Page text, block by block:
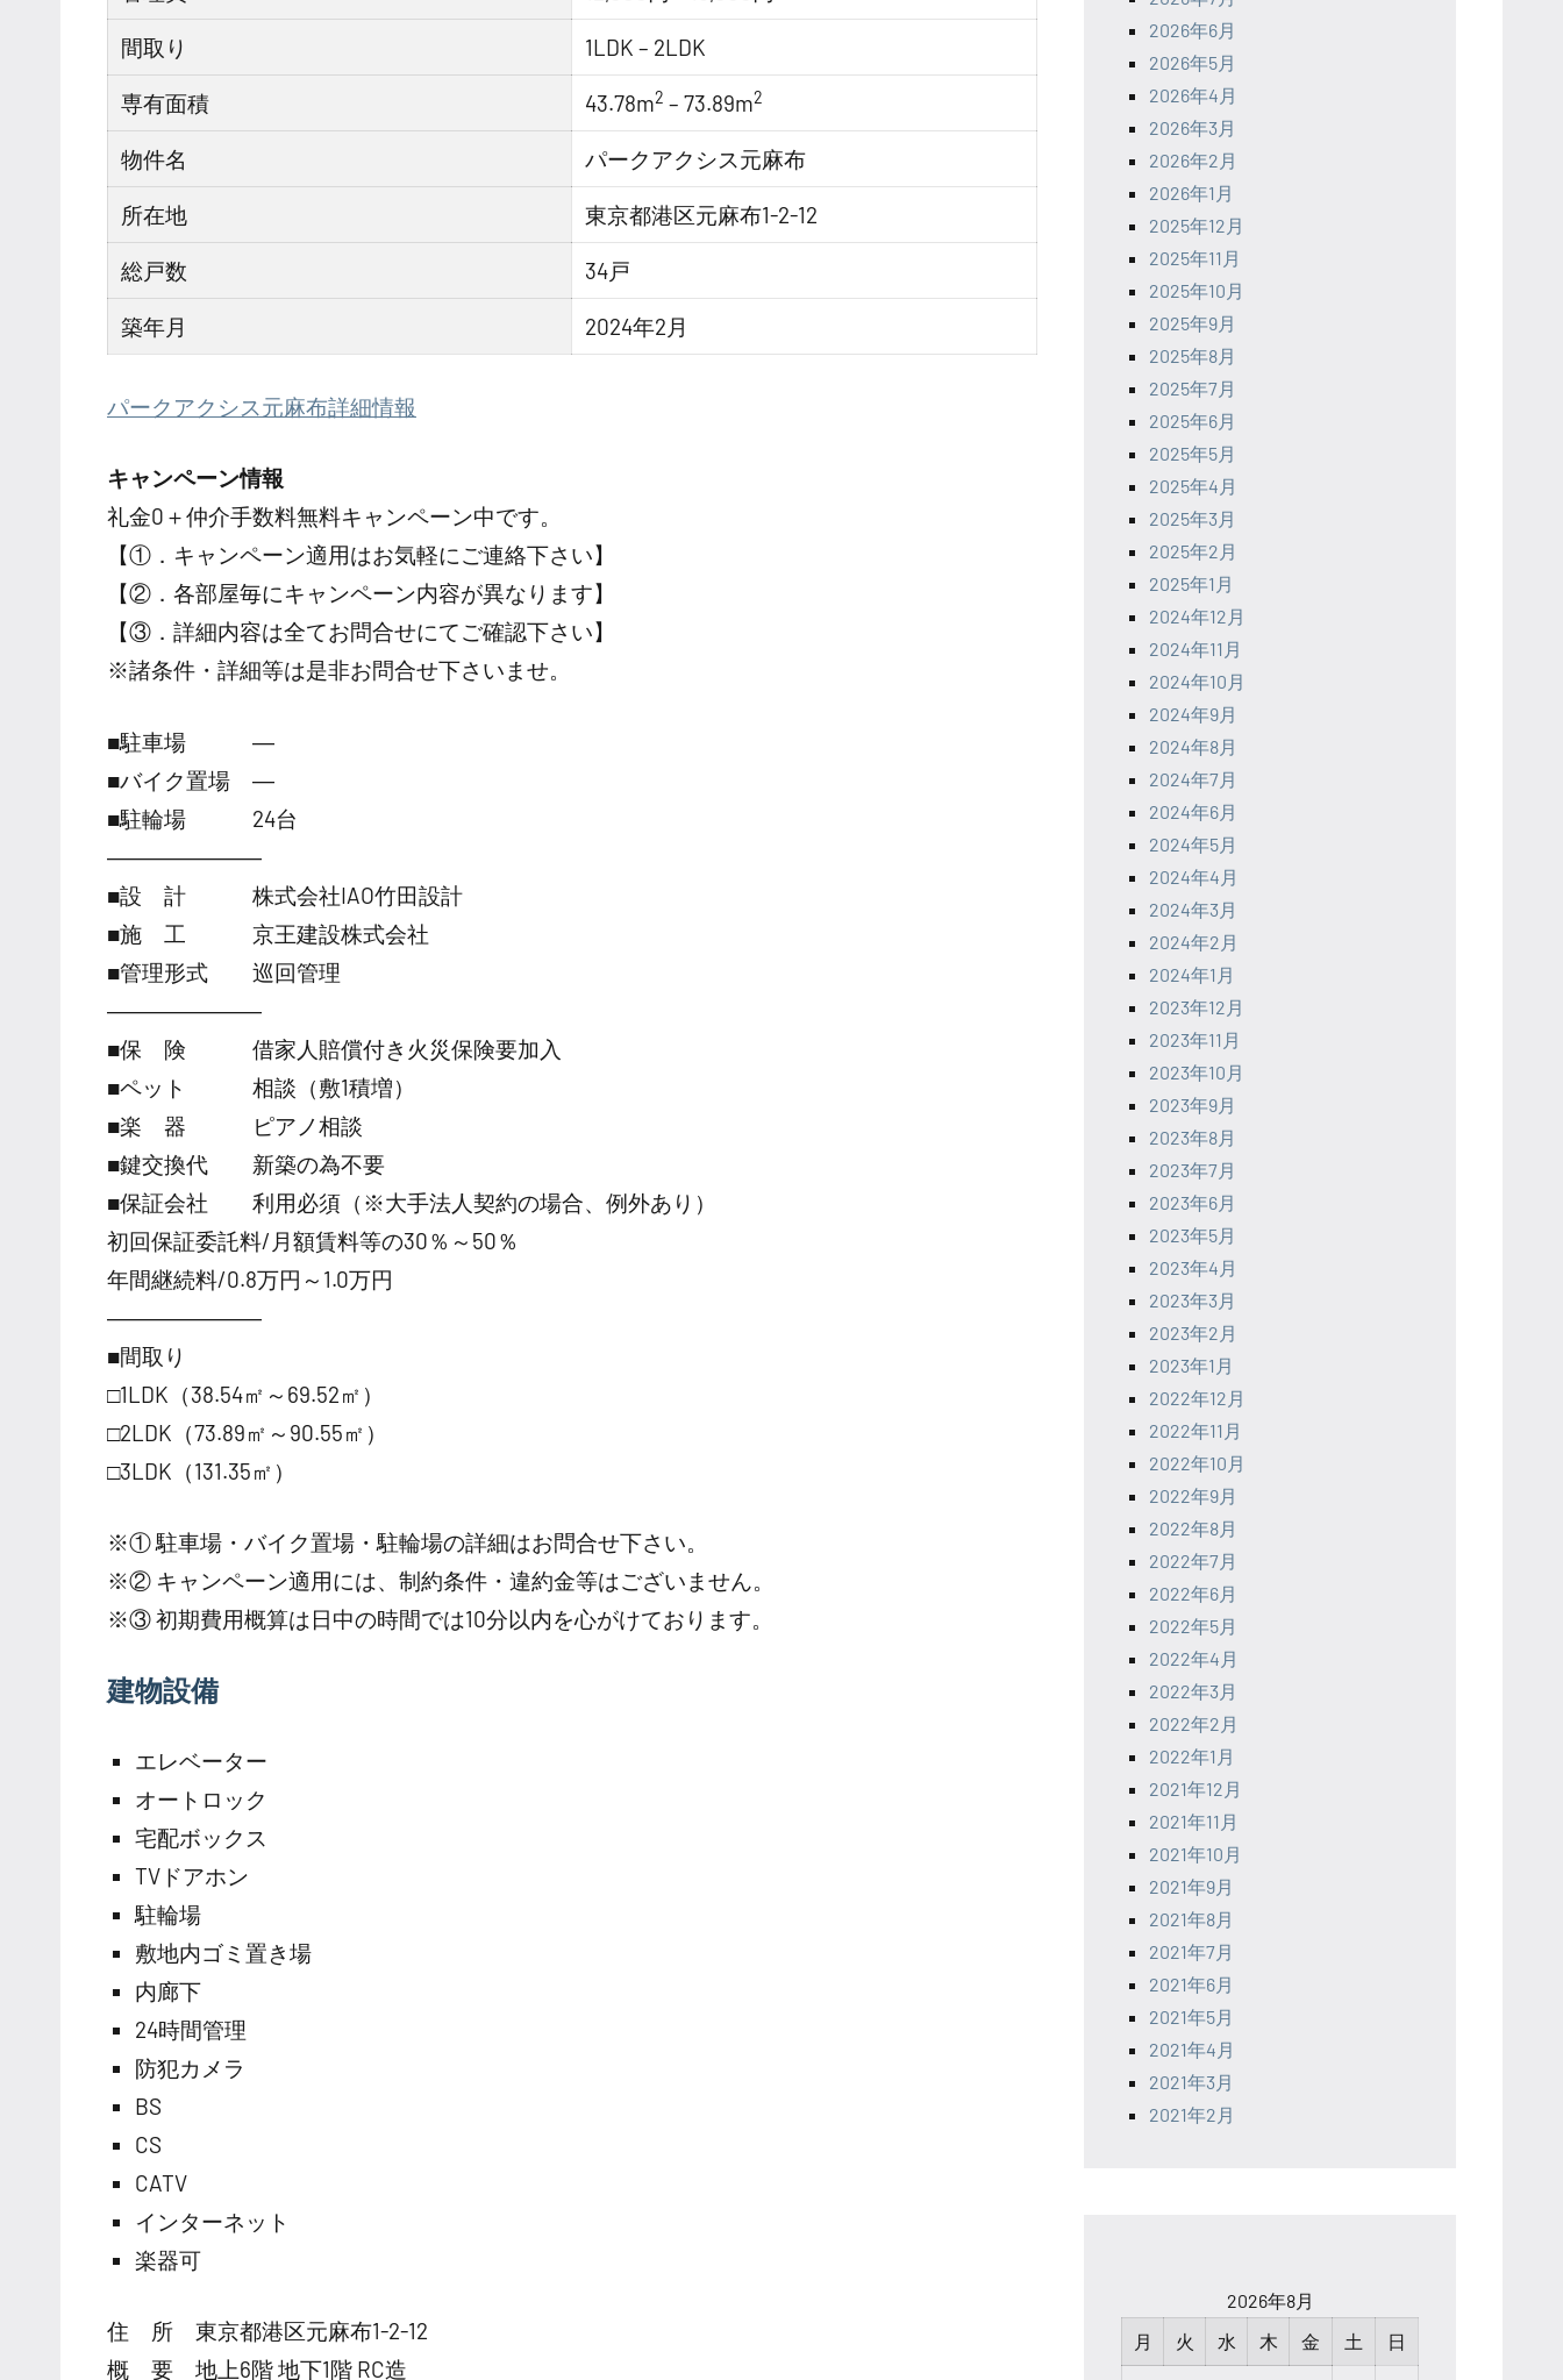
間取り 1LDK – 2LDK
専有面積 43.78m2 – 73.89m2
物件名 パークアクシス元麻布
所在地 東京都港区元麻布1-2-12
総戸数 34戸
築年月 2024年2月
パークアクシス元麻布詳細情報
キャンペーン情報
礼金0 ＋仲介手数料無料キャンペーン中です。
【①．キャンペーン適用はお気軽にご連絡下さい】
【②．各部屋毎にキャンペーン内容が異なります】
【③．詳細内容は全てお問合せにてご確認下さい】
※諸条件・詳細等は是非お問合せ下さいませ。
■駐車場 ―
■バイク置場 ―
■駐輪場 24台
―――――――
■設 計 株式会社IAO竹田設計
■施 工 京王建設株式会社
■管理形式 巡回管理
―――――――
■保 険 借家人賠償付き火災保険要加入
■ペット 相談（敷1積増）
■楽 器 ピアノ相談
■鍵交換代 新築の為不要
■保証会社 利用必須（※大手法人契約の場合、例外あり）
初回保証委託料/月額賃料等の30％～50％
年間継続料/0.8万円～1.0万円
―――――――
■間取り
□1LDK（38.54㎡～69.52㎡）
□2LDK（73.89㎡～90.55㎡）
□3LDK（131.35㎡）
※① 駐車場・バイク置場・駐輪場の詳細はお問合せ下さい。
※② キャンペーン適用には、制約条件・違約金等はございません。
※③ 初期費用概算は日中の時間では10分以内を心がけております。
建物設備
エレベーター
オートロック
宅配ボックス
TVドアホン
駐輪場
敷地内ゴミ置き場
内廊下
24時間管理
防犯カメラ
BS
CS
CATV
インターネット
楽器可
住 所 東京都港区元麻布1-2-12
概 要 地上6階 地下1階 RC造
2026年6月
2026年5月
2026年4月
2026年3月
2026年2月
2026年1月
2025年12月
2025年11月
2025年10月
2025年9月
2025年8月
2025年7月
2025年6月
2025年5月
2025年4月
2025年3月
2025年2月
2025年1月
2024年12月
2024年11月
2024年10月
2024年9月
2024年8月
2024年7月
2024年6月
2024年5月
2024年4月
2024年3月
2024年2月
2024年1月
2023年12月
2023年11月
2023年10月
2023年9月
2023年8月
2023年7月
2023年6月
2023年5月
2023年4月
2023年3月
2023年2月
2023年1月
2022年12月
2022年11月
2022年10月
2022年9月
2022年8月
2022年7月
2022年6月
2022年5月
2022年4月
2022年3月
2022年2月
2022年1月
2021年12月
2021年11月
2021年10月
2021年9月
2021年8月
2021年7月
2021年6月
2021年5月
2021年4月
2021年3月
2021年2月
2026年8月
月
火 水 木 金 土 日